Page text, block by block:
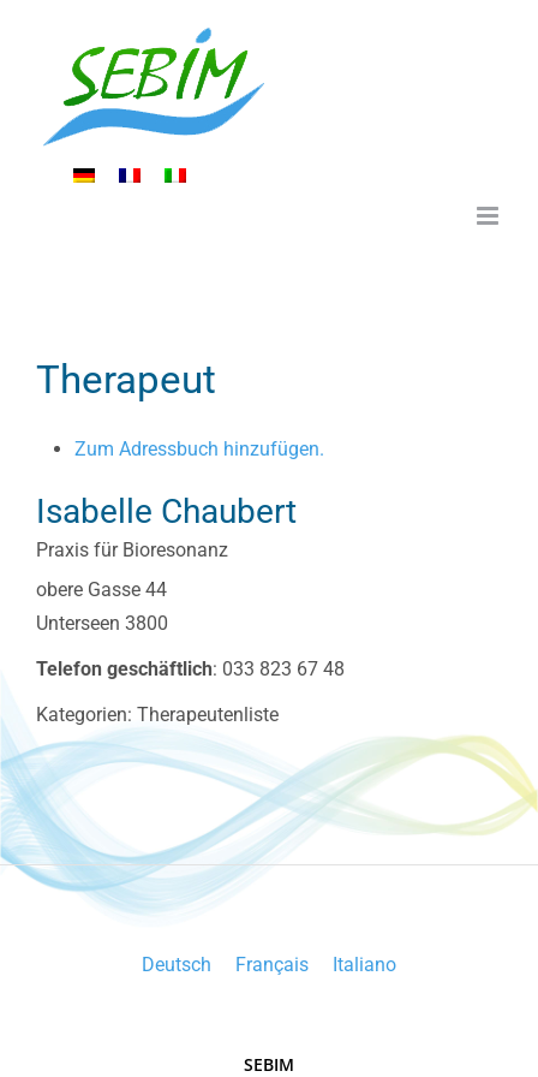
Therapeut
Zum Adressbuch hinzufügen.
Isabelle Chaubert
Praxis für Bioresonanz
obere Gasse 44
Unterseen 3800
Telefon geschäftlich: 033 823 67 48
Kategorien: Therapeutenliste
Deutsch Français Italiano
SEBIM